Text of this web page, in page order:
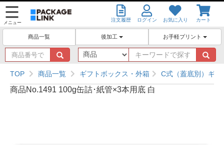
メニュー 注文履歴 ログイン お気に入り カート
商品一覧 後加工 お手軽プリント
商
品
番
号
で
キ
ー
ワ
ー
TOP 商品一覧 ギフトボックス・外箱 C式（蓋底別）ギフ
商品No.1491 100g缶詰･紙管×3本用底 白